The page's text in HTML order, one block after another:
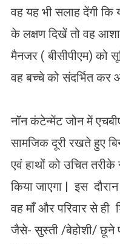
वह यह भी सलाह देंगी
के लक्षण दिखें तो वह
मैनजर ( बीसीपीएम) को
वह बच्चे को संदर्भित कर
नॉन कंटेन्मेंट जोन में
सामजिक दूरी रखते हुए
एवं हाथों को उचित
किया जाएगा | इस
वह माँ और परिवार से
जैसे- सुस्ती /बेहोशी/ छूने